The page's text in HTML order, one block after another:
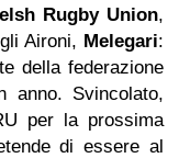
Rugby Union,
Aironi, Melegari:
della federazione
anno. Svincolato,
per la prossima
di essere al